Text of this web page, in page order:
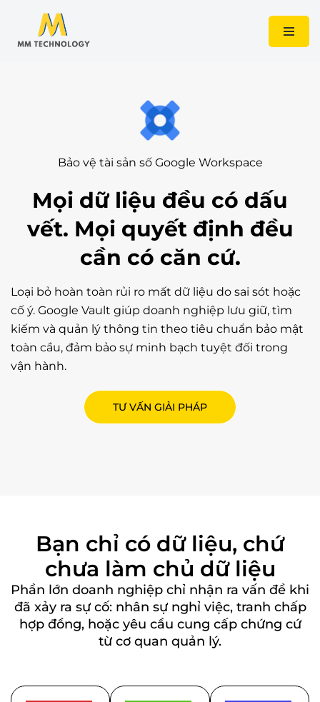
Chuyển
Bảo vệ tài sản số Google Workspace
Mọi dữ liệu đều có dấu
vết. Mọi quyết định đều
cần có căn cứ.
Loại bỏ hoàn toàn rủi ro mất dữ liệu do sai sót hoặc
cố ý. Google Vault giúp doanh nghiệp lưu giữ, tìm
kiếm và quản lý thông tin theo tiêu chuẩn bảo mật
toàn cầu, đảm bảo sự minh bạch tuyệt đối trong
vận hành.
TƯ VẤN GIẢI PHÁP
Bạn chỉ có dữ liệu, chứ
chưa làm chủ dữ liệu
Phần lớn doanh nghiệp chỉ nhận ra vấn đề khi
đã xảy ra sự cố: nhân sự nghỉ việc, tranh chấp
hợp đồng, hoặc yêu cầu cung cấp chứng cứ
từ cơ quan quản lý.